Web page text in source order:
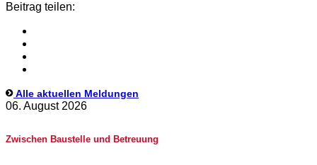
Beitrag teilen:
Alle aktuellen Meldungen
06. August 2026
Zwischen Baustelle und Betreuung